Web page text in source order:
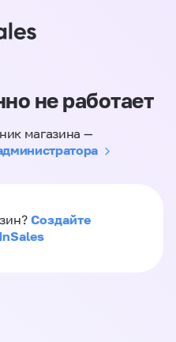
не работает
магазина —
Создайте